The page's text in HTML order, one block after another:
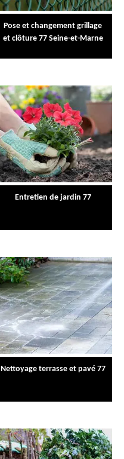
Pose et changement grillage
et clôture 77 Seine-et-Marne
Entretien de jardin 77
Nettoyage terrasse et pavé 77